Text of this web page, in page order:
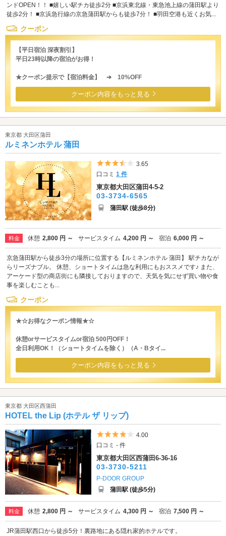
ンドOPEN！！ ■嬉しい駅チカ徒歩2分 ■京浜東北線・東急池上線の蒲田駅より
徒歩2分！ ■京浜急行線の京急蒲田駅からも徒歩7分！ ■羽田空港も近くお気...
クーポン
【平日宿泊 深夜割引】
平日23時以降の宿泊がお得！
★クーポン提示で【宿泊料金】 ➔ 10%OFF
クーポン内容をもっと見る
東京都 大田区蒲田
ルミネンホテル 蒲田
5つ星のうち3.5
3.65
口コミ1 件
東京都大田区蒲田4-5-2
03-3734-6565
蒲田駅 (徒歩8分)
料金 休憩 2,800 円 ～ サービスタイム 4,200 円 ～ 宿泊 6,000 円 ～
京急蒲田駅から徒歩3分の場所に位置する【ルミネンホテル 蒲田】 駅チカなが
らリーズナブル。 休憩、ショートタイムは急な利用にもおススメです♪ また、
アーケード型の商店街にも隣接しておりますので、天気を気にせず買い物や食
事を楽しむことも...
クーポン
★☆お得なクーポン情報★☆
休憩orサービスタイムor宿泊 500円OFF！
全日利用OK！（ショートタイムを除く）（A・Bタイ...
クーポン内容をもっと見る
東京都 大田区西蒲田
HOTEL the Lip (ホテル ザ リップ)
5つ星のうち4
4.00
口コミ - 件
東京都大田区西蒲田6-36-16
03-3730-5211
P-DOOR GROUP
蒲田駅 (徒歩5分)
料金 休憩 2,800 円 ～ サービスタイム 4,300 円 ～ 宿泊 7,500 円 ～
JR蒲田駅西口から徒歩5分！裏路地にある隠れ家的ホテルです。